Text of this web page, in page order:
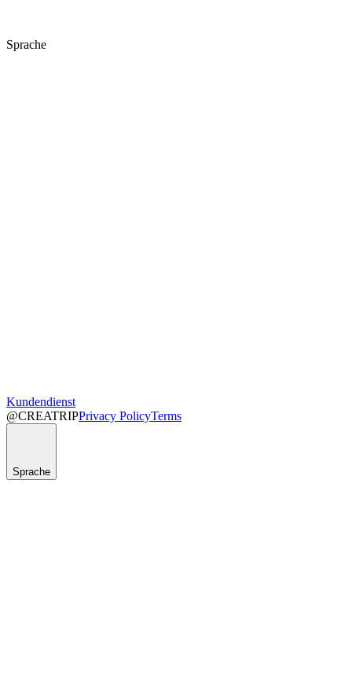
Sprache
Kundendienst
@CREATRIPPrivacy PolicyTerms
Sprache